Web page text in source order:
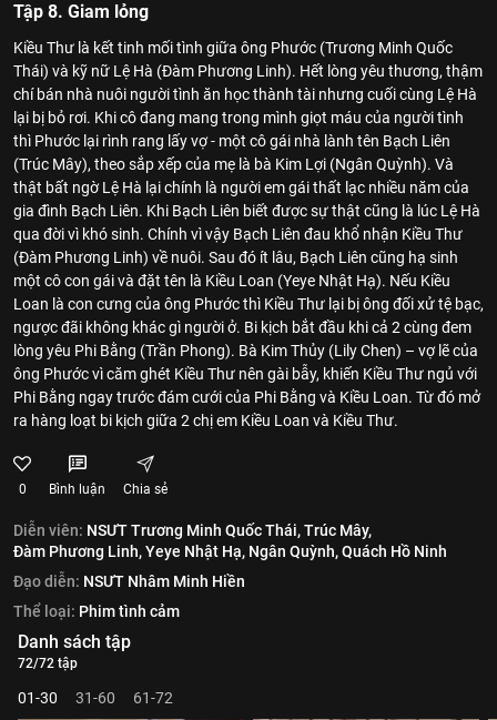
Tập 8. Giam lỏng
Kiều Thư là kết tinh mối tình giữa ông Phước (Trương Minh Quốc
Thái) và kỹ nữ Lệ Hà (Đàm Phương Linh). Hết lòng yêu thương, thậm
chí bán nhà nuôi người tình ăn học thành tài nhưng cuối cùng Lệ Hà
lại bị bỏ rơi. Khi cô đang mang trong mình giọt máu của người tình
thì Phước lại rình rang lấy vợ - một cô gái nhà lành tên Bạch Liên
(Trúc Mây), theo sắp xếp của mẹ là bà Kim Lợi (Ngân Quỳnh). Và
thật bất ngờ Lệ Hà lại chính là người em gái thất lạc nhiều năm của
gia đình Bạch Liên. Khi Bạch Liên biết được sự thật cũng là lúc Lệ Hà
qua đời vì khó sinh. Chính vì vậy Bạch Liên đau khổ nhận Kiều Thư
(Đàm Phương Linh) về nuôi. Sau đó ít lâu, Bạch Liên cũng hạ sinh
một cô con gái và đặt tên là Kiều Loan (Yeye Nhật Hạ). Nếu Kiều
Loan là con cưng của ông Phước thì Kiều Thư lại bị ông đối xử tệ bạc,
ngược đãi không khác gì người ở. Bi kịch bắt đầu khi cả 2 cùng đem
lòng yêu Phi Bằng (Trần Phong). Bà Kim Thủy (Lily Chen) – vợ lẽ của
ông Phước vì căm ghét Kiều Thư nên gài bẫy, khiến Kiều Thư ngủ với
Phi Bằng ngay trước đám cưới của Phi Bằng và Kiều Loan. Từ đó mở
ra hàng loạt bi kịch giữa 2 chị em Kiều Loan và Kiều Thư.
0 Bình luận Chia sẻ
Diễn viên: NSƯT Trương Minh Quốc Thái,Trúc Mây,
Đàm Phương Linh,Yeye Nhật Hạ, Ngân Quỳnh,Quách Hồ Ninh
Đạo diễn: NSƯT Nhâm Minh Hiền
Thể loại: Phim tình cảm
Danh sách tập
72/72 tập
01-30 31-60 61-72